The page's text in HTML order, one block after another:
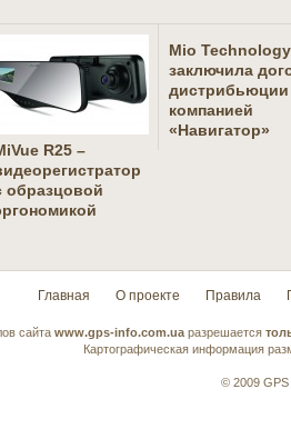
R25 –
образцовой
Mio Technology
заключила
дистрибьюции
компанией
«Навигатор»
Главная О проекте Правила
сайта www.gps-info.com.uaразрешается
Картографическая информация
© 2009 GPS